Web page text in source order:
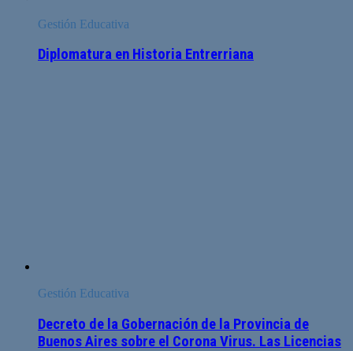
Gestión Educativa
Diplomatura en Historia Entrerriana
Gestión Educativa
Decreto de la Gobernación de la Provincia de
Buenos Aires sobre el Corona Virus. Las Licencias